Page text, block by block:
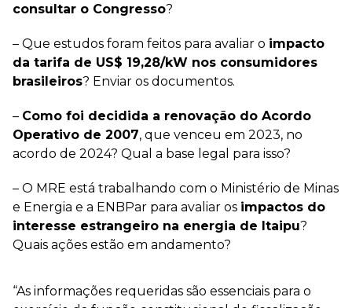
consultar o Congresso?
– Que estudos foram feitos para avaliar o impacto
da tarifa de US$ 19,28/kW nos consumidores
brasileiros? Enviar os documentos.
– Como foi decidida a renovação do Acordo
Operativo de 2007, que venceu em 2023, no
acordo de 2024? Qual a base legal para isso?
– O MRE está trabalhando com o Ministério de Minas
e Energia e a ENBPar para avaliar os impactos do
interesse estrangeiro na energia de Itaipu?
Quais ações estão em andamento?
“As informações requeridas são essenciais para o